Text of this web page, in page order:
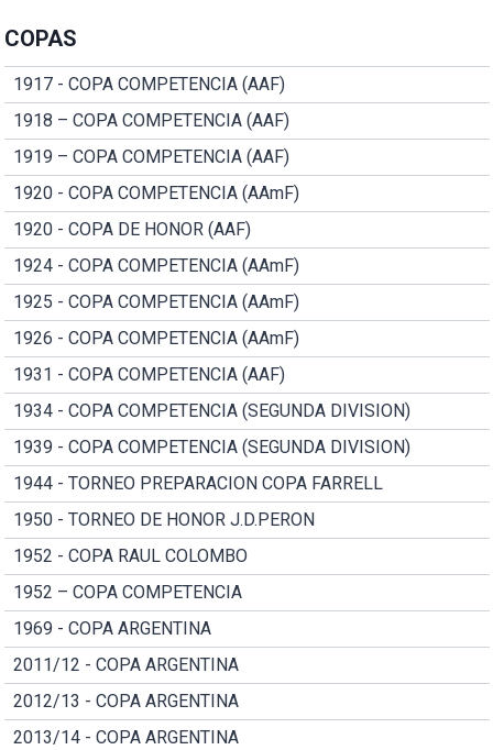
COPAS
1917 - COPA COMPETENCIA (AAF)
1918 – COPA COMPETENCIA (AAF)
1919 – COPA COMPETENCIA (AAF)
1920 - COPA COMPETENCIA (AAmF)
1920 - COPA DE HONOR (AAF)
1924 - COPA COMPETENCIA (AAmF)
1925 - COPA COMPETENCIA (AAmF)
1926 - COPA COMPETENCIA (AAmF)
1931 - COPA COMPETENCIA (AAF)
1934 - COPA COMPETENCIA (SEGUNDA DIVISION)
1939 - COPA COMPETENCIA (SEGUNDA DIVISION)
1944 - TORNEO PREPARACION COPA FARRELL
1950 - TORNEO DE HONOR J.D.PERON
1952 - COPA RAUL COLOMBO
1952 – COPA COMPETENCIA
1969 - COPA ARGENTINA
2011/12 - COPA ARGENTINA
2012/13 - COPA ARGENTINA
2013/14 - COPA ARGENTINA